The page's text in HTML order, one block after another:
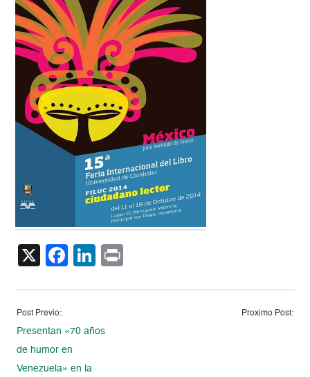
X Facebook
LinkedIn
Post Previo:
Presentan «70 años
de humor en
Venezuela» en la
Proximo Post: